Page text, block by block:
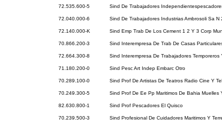
72.535.600-5 Sind De Trabajadores
72.040.000-6 Sind De Trabajadores Industrias Ambrosoli Sa N
72.140.000-K Sind Emp Trab De Los Cement 1 2 Y 3 Corp
70.866.200-3 Sind Interempresa De Trab De Casas
72.664.300-8 Sind Interempresa De Trabajadores Temporeros
71.180.200-0 Sind Pesc Art Indep Embarc Otro
70.289.100-0 Sind Prof De Artistas De Teatros Radio Cine Y
70.249.300-5 Sind Prof De Ee Pp Maritimos De Bahia Muelles
82.630.800-1 Sind Prof Pescadores El Quisco
70.239.500-3 Sind Profesional De Cuidadores Maritimos Y